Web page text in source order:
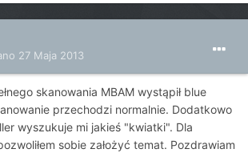
27 Maja 2013
skanowania MBAM wystąpił blue
przechodzi normalnie. Dodatkowo
wyszukuje mi jakieś "kwiatki". Dla
sobie założyć temat. Pozdrawiam